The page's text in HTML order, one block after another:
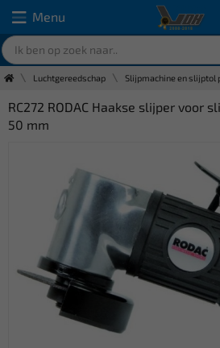
Menu
Luchtgereedschap Slijpmachine en slijptol
RC272 RODAC Haakse slijper voor
50 mm